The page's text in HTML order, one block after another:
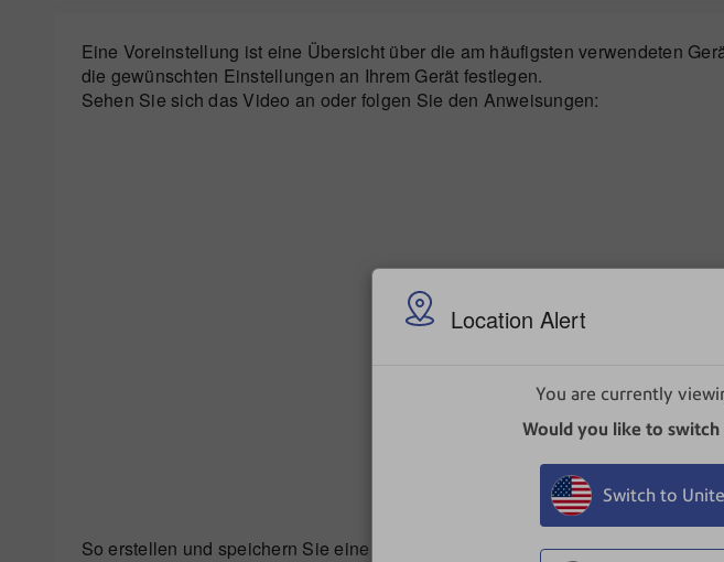
Location Alert
You are currently
Would you like to
Switch to
Eine Voreinstellung ist eine Übersicht über die am häufigsten verwendeten
die gewünschten Einstellungen an Ihrem Gerät festlegen.
Sehen Sie sich das Video an oder folgen Sie den Anweisungen:
So erstellen und speichern Sie eine neue Voreinstellung auf Ihrem Gerät: